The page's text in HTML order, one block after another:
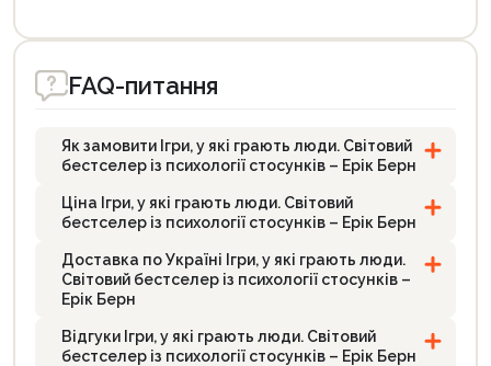
FAQ-питання
Як замовити Ігри, у які грають люди. Світовий
бестселер із психології стосунків – Ерік Берн
Ціна Ігри, у які грають люди. Світовий
бестселер із психології стосунків – Ерік Берн
Доставка по Україні Ігри, у які грають люди.
Світовий бестселер із психології стосунків –
Ерік Берн
Відгуки Ігри, у які грають люди. Світовий
бестселер із психології стосунків – Ерік Берн